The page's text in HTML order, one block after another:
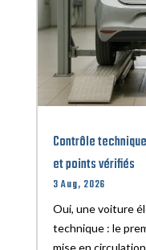
Contrôle
et points vérifiés
3 Aug, 2026
Oui, une voiture
technique : le